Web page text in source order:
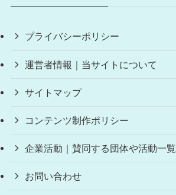
プライバシーポリシー
運営者情報｜当サイトについて
サイトマップ
コンテンツ制作ポリシー
企業活動｜賛同する団体や活動一覧
お問い合わせ